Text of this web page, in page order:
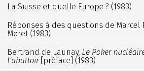
La Suisse et quelle Europe ? (1983)
Réponses à des questions de Marcel
Moret (1983)
Bertrand de Launay, Le Poker
l’abattoir[préface] (1983)